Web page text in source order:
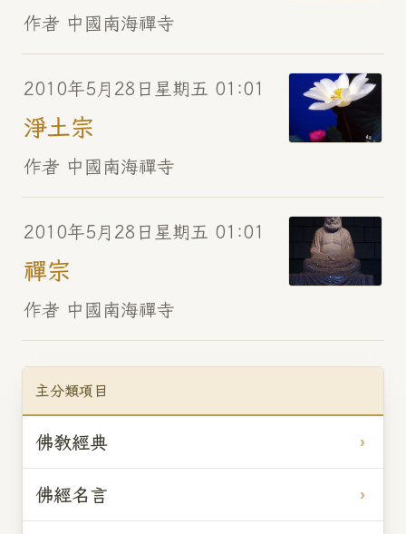
主分類項目
佛教經典
佛經名言
作者 中國南海禪寺
2010年5月28日星期五 01:01
淨土宗
作者 中國南海禪寺
2010年5月28日星期五 01:01
禪宗
作者 中國南海禪寺